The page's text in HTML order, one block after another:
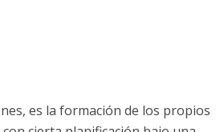
es la formación de los propios